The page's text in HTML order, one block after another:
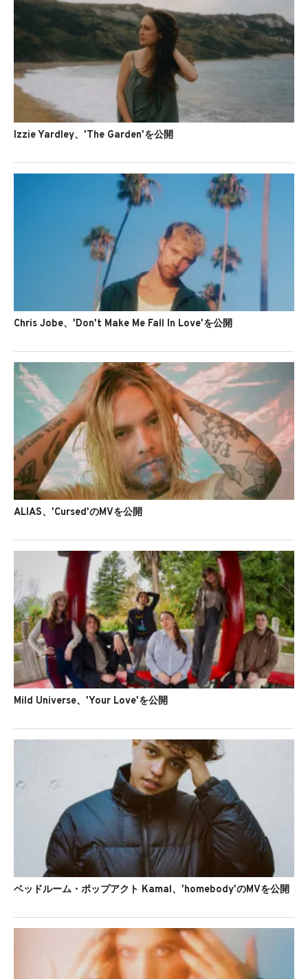
Izzie Yardley、'The Garden'を公開
Chris Jobe、'Don't Make Me Fall In Love'を公開
ALIAS、'Cursed'のMVを公開
Mild Universe、'Your Love'を公開
ベッドルーム・ポップアクト Kamal、'homebody'のMVを公開